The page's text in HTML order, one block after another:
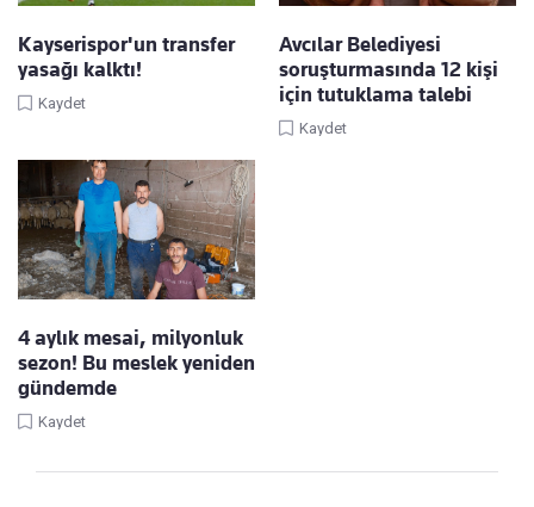
Kayserispor'un transfer
yasağı kalktı!
Kaydet
Avcılar Belediyesi
soruşturmasında 12 kişi
için tutuklama talebi
Kaydet
4 aylık mesai, milyonluk
sezon! Bu meslek yeniden
gündemde
Kaydet